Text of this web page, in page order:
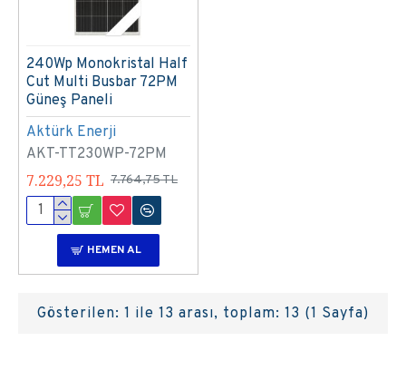
Aktürk Enerji
AKT-TT230WP-72PM
240Wp Monokristal Half
Cut Multi Busbar 72PM
Güneş Paneli
7.229,25 TL 7.764,75 TL
HEMEN AL
Gösterilen: 1 ile 13 arası, toplam: 13 (1 Sayfa)